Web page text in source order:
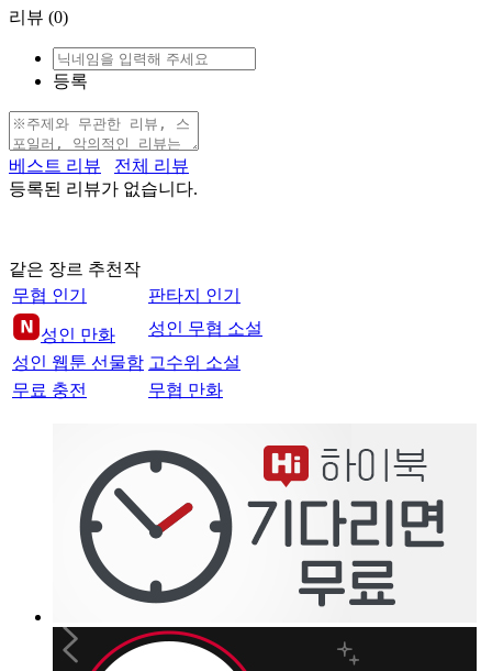
리뷰 (0)
등록
베스트 리뷰
전체 리뷰
등록된 리뷰가 없습니다.
같은 장르 추천작
무협 인기
판타지 인기
성인 만화
성인 무협 소설
성인 웹툰 선물함 고수위 소설
무료 충전
무협 만화